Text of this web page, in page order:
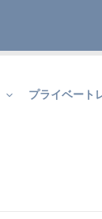
プライベート